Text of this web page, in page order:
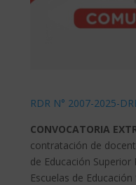
RDR N° 2007-2025-
CONVOCATORIA
contratación de
de Educación
Escuelas de